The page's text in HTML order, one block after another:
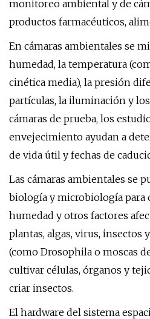
monitoreo ambiental y de
productos farmacéuticos,
En cámaras ambientales se
humedad, la temperatura
cinética media), la presión
partículas, la iluminación y
cámaras de prueba, los
envejecimiento ayudan a
de vida útil y fechas de
Las cámaras ambientales se
biología y microbiología para
humedad y otros factores
plantas, algas, virus, insectos
(como Drosophila o moscas
cultivar células, órganos y
criar insectos.
El hardware del sistema